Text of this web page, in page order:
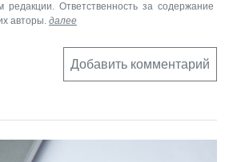
редакции. Ответственность за содержание
авторы. далее
Добавить комментарий